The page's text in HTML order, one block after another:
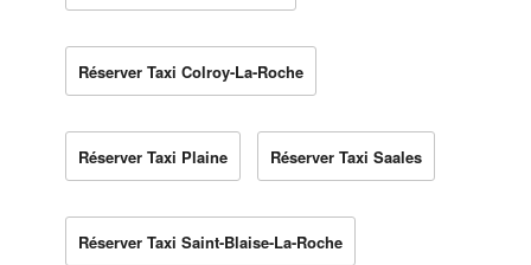
Réserver Taxi Colroy-La-Roche
Réserver Taxi Plaine Réserver Taxi Saales
Réserver Taxi Saint-Blaise-La-Roche